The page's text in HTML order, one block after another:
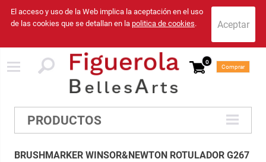
El acceso y uso de la Web implica la aceptación en el uso
de las cookies que se detallan en la politica de cookies.
0
Comprar
PRODUCTOS
BRUSHMARKER WINSOR&NEWTON ROTULADOR G267